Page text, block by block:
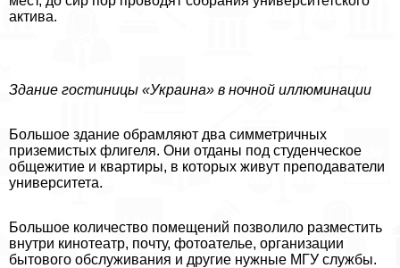
актива.
Здание гостиницы «Украина» в ночной иллюминации
Большое здание обрамляют два симметричных
приземистых флигеля. Они отданы под студенческое
общежитие и квартиры, в которых живут преподаватели
университета.
Большое количество помещений позволило разместить
внутри кинотеатр, почту, фотоателье, организации
бытового обслуживания и другие нужные МГУ службы.